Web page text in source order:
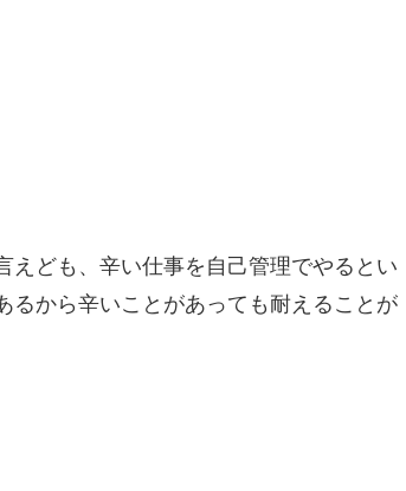
えども、辛い仕事を自己管理でやるとい
るから辛いことがあっても耐えることが